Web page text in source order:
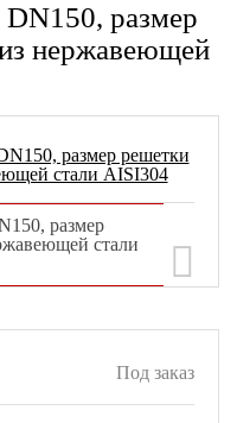
размер
нержавеющей
Под заказ